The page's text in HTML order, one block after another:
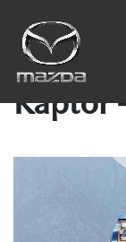
The
Raptor